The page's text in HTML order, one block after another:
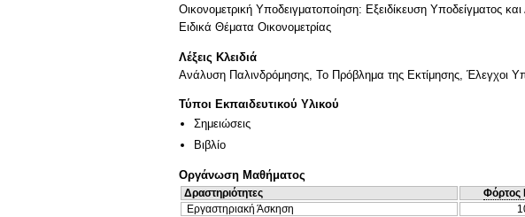
Οικονομετρική Υποδειγματοποίηση: Εξειδίκευση Υποδείγματος
Λέξεις Κλειδιά
Ανάλυση Παλινδρόμησης, Το Πρόβλημα της Εκτίμησης, Έλεγχοι
Τύποι Εκπαιδευτικού Υλικού
Σημειώσεις
Βιβλίο
Οργάνωση Μαθήματος
Δραστηριότητες Φόρτος
Εργαστηριακή Άσκηση